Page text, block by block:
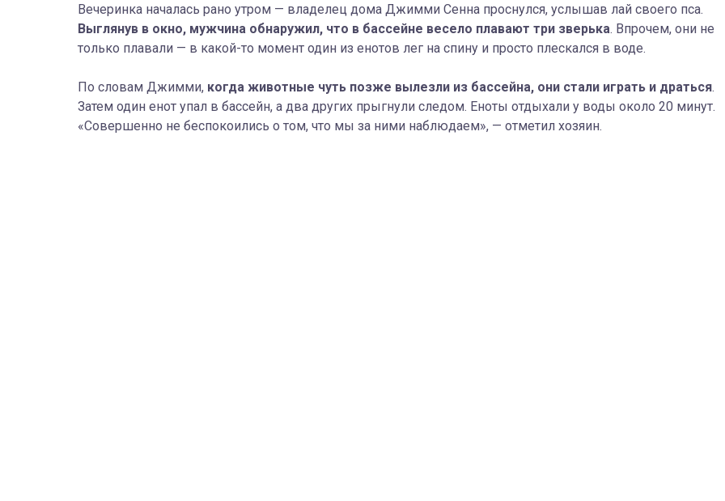
Вечеринка началась рано утром — владелец дома Джимми Сенна проснулся, услышав лай своего пса.
Выглянув в окно, мужчина обнаружил, что в бассейне весело плавают три зверька. Впрочем, они не
только плавали — в какой-то момент один из енотов лег на спину и просто плескался в воде.
По словам Джимми, когда животные чуть позже вылезли из бассейна, они стали играть и драться.
Затем один енот упал в бассейн, а два других прыгнули следом. Еноты отдыхали у воды около 20 минут.
«Совершенно не беспокоились о том, что мы за ними наблюдаем», — отметил хозяин.